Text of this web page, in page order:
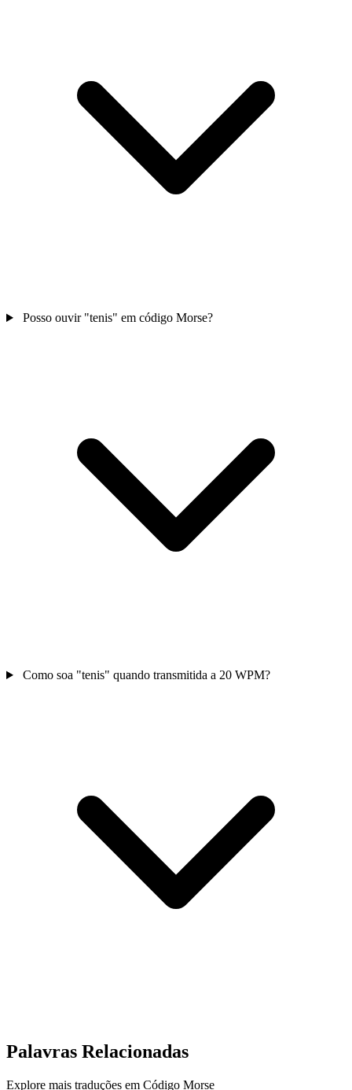
Posso ouvir "tenis" em código Morse?
Como soa "tenis" quando transmitida a 20 WPM?
Palavras Relacionadas
Explore mais traduções em Código Morse